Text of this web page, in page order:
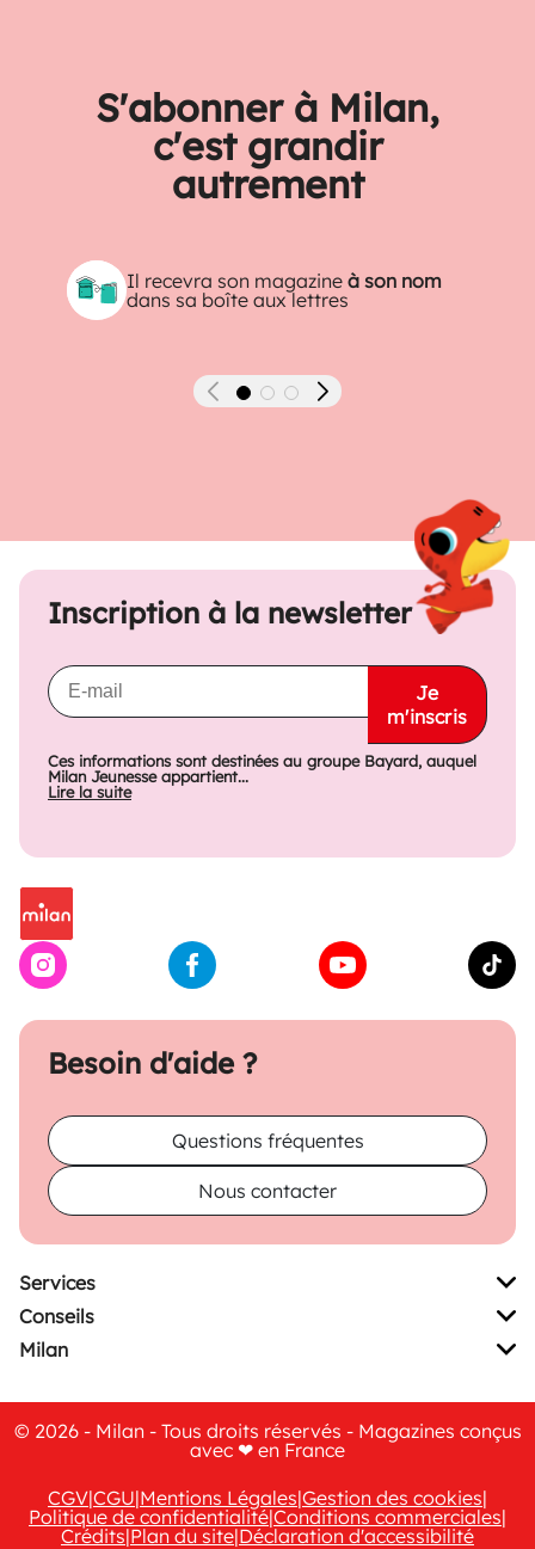
S'abonner à Milan,
c'est grandir
autrement
Il recevra son magazineà son nom
dans sa boîte aux lettres
Précédent Suivant
Besoin d'aide ?
Questions fréquentes
Nous contacter
Inscription à la newsletter
Je
m'inscris
Ces informations sont destinées au groupe Bayard, auquel
Milan Jeunesse appartient...
Lire la suite
Services
Conseils
Milan
© 2026 - Milan - Tous droits réservés - Magazines conçus
avec ❤ en France
CGV|CGU|Mentions Légales|Gestion des cookies|
Politique de confidentialité|Conditions commerciales|
Crédits|Plan du site|Déclaration d'accessibilité